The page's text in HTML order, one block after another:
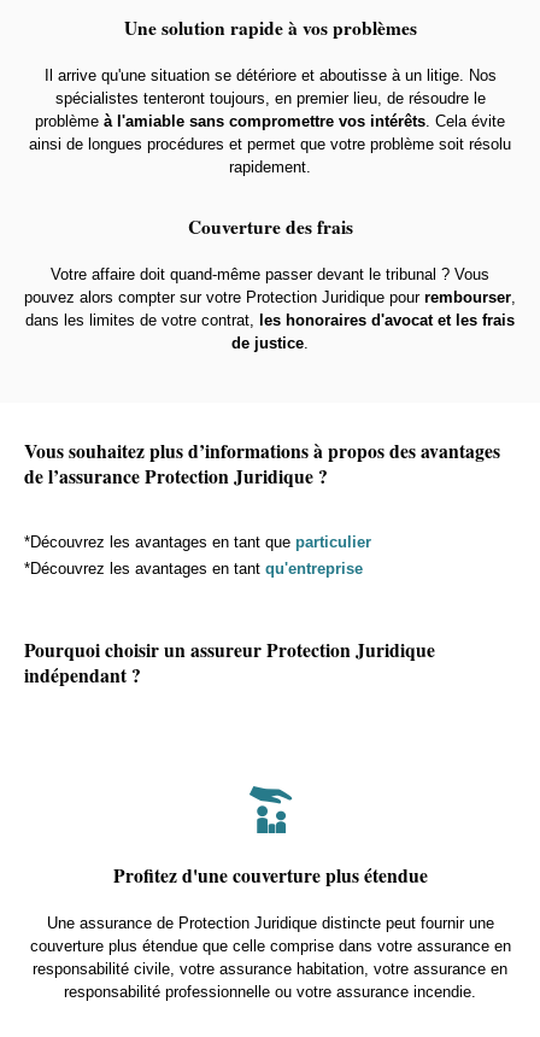
Une solution rapide à vos problèmes
Il arrive qu'une situation se détériore et aboutisse à un litige. Nos
spécialistes tenteront toujours, en premier lieu, de résoudre le
problème à l'amiable sans compromettre vos intérêts . Cela évite
ainsi de longues procédures et permet que votre problème soit résolu
rapidement.
Couverture des frais
Votre affaire doit quand-même passer devant le tribunal ? Vous
pouvez alors compter sur votre Protection Juridique pour rembourser
dans les limites de votre contrat,
les honoraires d'avocat et les frais
de justice
Vous souhaitez plus d’informations à propos des avantages
de l’assurance Protection Juridique ?
*Découvrez les avantages en tant que particulier
*Découvrez les avantages en tant qu'entreprise
Pourquoi choisir un assureur Protection Juridique
indépendant ?
Profitez d'une couverture plus étendue
Une assurance de Protection Juridique distincte peut fournir une
couverture plus étendue que celle comprise dans votre assurance en
responsabilité civile, votre assurance habitation, votre assurance en
responsabilité professionnelle ou votre assurance incendie.